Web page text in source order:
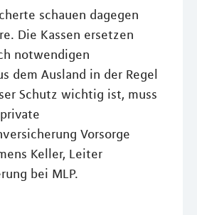
schauen dagegen
Die Kassen ersetzen
notwendigen
dem Ausland in der Regel
Schutz wichtig ist, muss
Vorsorge
Keller, Leiter
bei MLP.